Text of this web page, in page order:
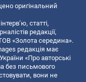
оригінальний
статті,
редакції,
«Золота середина».
редакція має
«Про авторські
без письмового
вони не